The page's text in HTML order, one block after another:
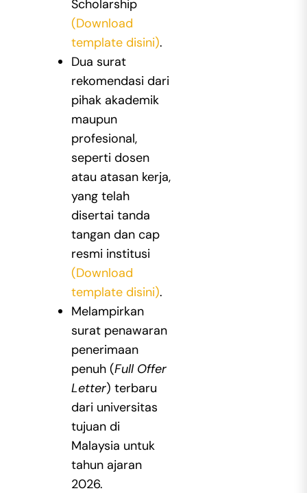
Scholarship
(Download
template disini).
Dua surat
rekomendasi dari
pihak akademik
maupun
profesional,
seperti dosen
atau atasan kerja,
yang telah
disertai tanda
tangan dan cap
resmi institusi
(Download
template disini).
Melampirkan
surat penawaran
penerimaan
penuh (Full Offer
Letter) terbaru
dari universitas
tujuan di
Malaysia untuk
tahun ajaran
2026.